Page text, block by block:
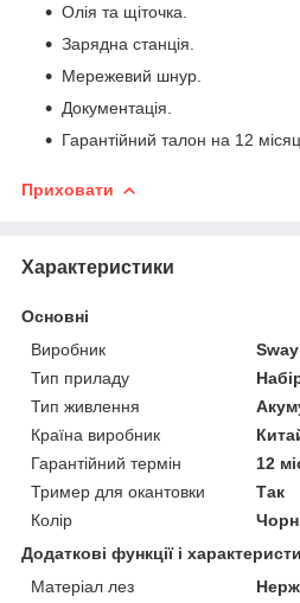
Олія та щіточка.
Зарядна станція.
Мережевий шнур.
Документація.
Гарантійний талон на 12
Приховати
Характеристики
Основні
Виробник
Sway
Тип приладу
Тип живлення
Країна виробник
Гарантійний термін
12
Тример для окантовки
Так
Колір
Додаткові функції і
Матеріал лез